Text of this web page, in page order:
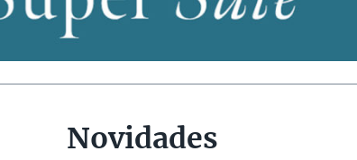
Novidades